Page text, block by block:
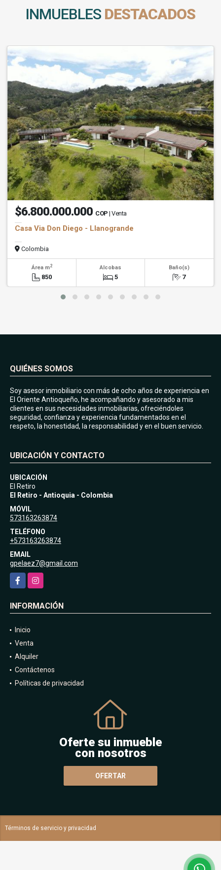
INMUEBLES DESTACADOS
$6.800.000.000 COP | Venta
Casa Via Don Diego - Llanogrande
Colombia
Área m2
850
Alcobas
5
Baño(s)
7
QUIÉNES SOMOS
Soy asesor inmobiliario con más de ocho años de experiencia en
El Oriente Antioqueño, he acompañando y asesorado a mis
clientes en sus necesidades inmobiliarias, ofreciéndoles
seguridad, confianza y experiencia fundamentados en el
respeto, la honestidad, la responsabilidad y en el buen servicio.
UBICACIÓN
El Retiro
El Retiro - Antioquia - Colombia
MÓVIL
573163263874
TELÉFONO
+573163263874
EMAIL
gpelaez7@gmail.com
FacebookInstagram
Inicio
Venta
Alquiler
Contáctenos
Oferte su inmueble
con nosotros
OFERTAR
Términos de servicio y privacidad